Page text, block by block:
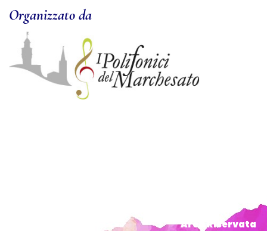
Organizzato da
Area Riservata